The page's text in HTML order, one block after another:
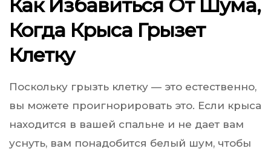
Как Избавиться От Шума,
Когда Крыса Грызет
Клетку
Поскольку грызть клетку — это естественно,
вы можете проигнорировать это. Если крыса
находится в вашей спальне и не дает вам
уснуть, вам понадобится белый шум, чтобы